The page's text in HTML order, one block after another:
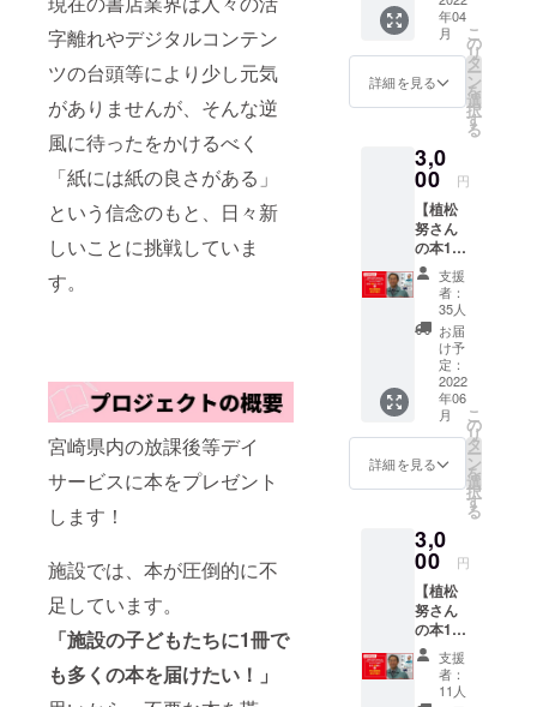
字離れやデジタルコンテン
ツの台頭等により少し元気
がありませんが、そんな逆
風に待ったをかけるべく
「紙には紙の良さがある」
という信念のもと、日々新
しいことに挑戦していま
す。
宮崎県内の放課後等デイ
サービスに本をプレゼント
します！
施設では、本が圧倒的に不
足しています。
「施設の子どもたちに1冊で
も多くの本を届けたい！」
送は禁
止で
す。
を1冊プ
レゼン
トでき
ます。
※こちら
は上乗
も受け
付けて
ます ※
施設の
子ども
たちや
職員か
らのお
礼動画
も付い
てま
す。
年04
月
詳細を見る
こ
の
リ
タ
ー
ン
を
選
択
す
る
3,0
00 円
【植松
努さん
の本1冊
プレゼ
ント
&WEB
講演の
参加】
宮崎県
内の施
設の子
どもた
ちに植
松努さ
ん著、
『好奇
職"に変
える空
想教
室』
（サン
クチュ
アリ出
版）を1
冊、プ
支援
者：
35人
お届
け予
定：
2022
年06
月
詳細を見る
こ
の
リ
タ
ー
ン
を
選
択
す
る
3,0
00 円
【植松
努さん
の本1冊
購入
&WEB
講演の
支援
者：
11人